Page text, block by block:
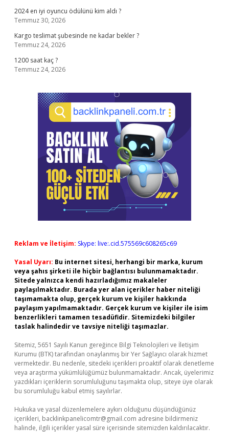
2024 en iyi oyuncu ödülünü kim aldı ?
Temmuz 30, 2026
Kargo teslimat şubesinde ne kadar bekler ?
Temmuz 24, 2026
1200 saat kaç ?
Temmuz 24, 2026
Reklam ve İletişim: Skype: live:.cid.575569c608265c69
Yasal Uyarı: Bu internet sitesi, herhangi bir marka, kurum
veya şahıs şirketi ile hiçbir bağlantısı bulunmamaktadır.
Sitede yalnızca kendi hazırladığımız makaleler
paylaşılmaktadır. Burada yer alan içerikler haber niteliği
taşımamakta olup, gerçek kurum ve kişiler hakkında
paylaşım yapılmamaktadır. Gerçek kurum ve kişiler ile isim
benzerlikleri tamamen tesadüfidir. Sitemizdeki bilgiler
taslak halindedir ve tavsiye niteliği taşımazlar.
Sitemiz, 5651 Sayılı Kanun gereğince Bilgi Teknolojileri ve İletişim
Kurumu (BTK) tarafından onaylanmış bir Yer Sağlayıcı olarak hizmet
vermektedir. Bu nedenle, sitedeki içerikleri proaktif olarak denetleme
veya araştırma yükümlülüğümüz bulunmamaktadır. Ancak, üyelerimiz
yazdıkları içeriklerin sorumluluğunu taşımakta olup, siteye üye olarak
bu sorumluluğu kabul etmiş sayılırlar.
Hukuka ve yasal düzenlemelere aykırı olduğunu düşündüğünüz
içerikleri, backlinkpanelicomtr@gmail.com adresine bildirmeniz
halinde, ilgili içerikler yasal süre içerisinde sitemizden kaldırılacaktır.